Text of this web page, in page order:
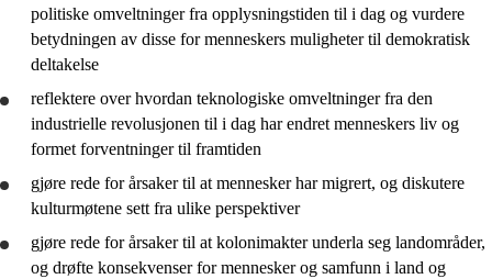
politiske omveltninger fra opplysningstiden til i dag og vurdere
betydningen av disse for menneskers muligheter til demokratisk
deltakelse
reflektere over hvordan teknologiske omveltninger fra den
industrielle revolusjonen til i dag har endret menneskers liv og
formet forventninger til framtiden
gjøre rede forårsaker til at mennesker har migrert, og diskutere
kulturmøtene sett fra ulike perspektiver
gjøre rede forårsaker til at kolonimakter underla seg landområder,
og drøfte konsekvenser for mennesker og samfunn i land og